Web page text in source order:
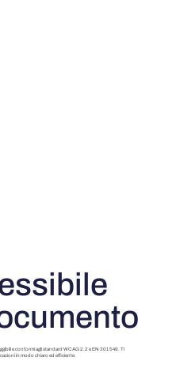
e conformi agli standard WCAG 2.2 e EN 301 549. Ti
in modo chiaro ed efficiente.